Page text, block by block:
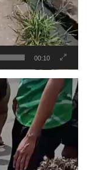
00:10